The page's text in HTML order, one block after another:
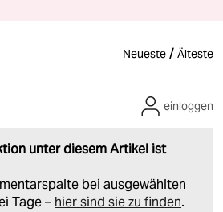
Neueste / Älteste
unter diesem Artikel ist
bei ausgewählten
Tage – hier sind sie zu finden.
einloggen